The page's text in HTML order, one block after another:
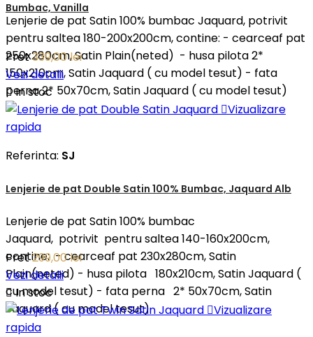
Bumbac, Vanilla
Lenjerie de pat Satin 100% bumbac Jaquard, potrivit
pentru saltea 180-200x200cm, contine: - cearceaf pat
250x280cm, Satin Plain(neted) - husa pilota 2*
150x210cm, Satin Jaquard ( cu model tesut) - fata
perna 2* 50x70cm, Satin Jaquard ( cu model tesut)
Pret339,00 lei
Vezi detalii
In stoc
Vizualizare
rapida
Referinta: SJ
Lenjerie de pat Double Satin 100% Bumbac, Jaquard Alb
Lenjerie de pat Satin 100% bumbac
Jaquard, potrivit pentru saltea 140-160x200cm,
contine: - cearceaf pat 230x280cm, Satin
Plain(neted) - husa pilota 180x210cm, Satin Jaquard (
cu model tesut) - fata perna 2* 50x70cm, Satin
Jaquard ( cu model tesut)
Pret299,00 lei
Vezi detalii
In stoc
Vizualizare
rapida